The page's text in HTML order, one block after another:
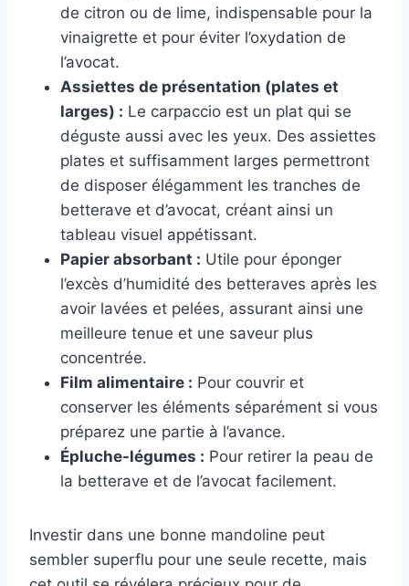
de citron ou de lime, indispensable pour la
vinaigrette et pour éviter l’oxydation de
l’avocat.
Assiettes de présentation (plates et
larges) : Le carpaccio est un plat qui se
déguste aussi avec les yeux. Des assiettes
plates et suffisamment larges permettront
de disposer élégamment les tranches de
betterave et d’avocat, créant ainsi un
tableau visuel appétissant.
Papier absorbant : Utile pour éponger
l’excès d’humidité des betteraves après les
avoir lavées et pelées, assurant ainsi une
meilleure tenue et une saveur plus
concentrée.
Film alimentaire : Pour couvrir et
conserver les éléments séparément si vous
préparez une partie à l’avance.
Épluche-légumes : Pour retirer la peau de
la betterave et de l’avocat facilement.
Investir dans une bonne mandoline peut
sembler superflu pour une seule recette, mais